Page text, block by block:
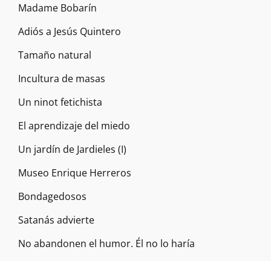
Madame Bobarín
Adiós a Jesús Quintero
Tamaño natural
Incultura de masas
Un ninot fetichista
El aprendizaje del miedo
Un jardín de Jardieles (I)
Museo Enrique Herreros
Bondagedosos
Satanás advierte
No abandonen el humor. Él no lo haría